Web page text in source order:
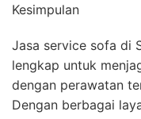
Kesimpulan
Jasa service sofa di
lengkap untuk
dengan perawatan
Dengan berbagai